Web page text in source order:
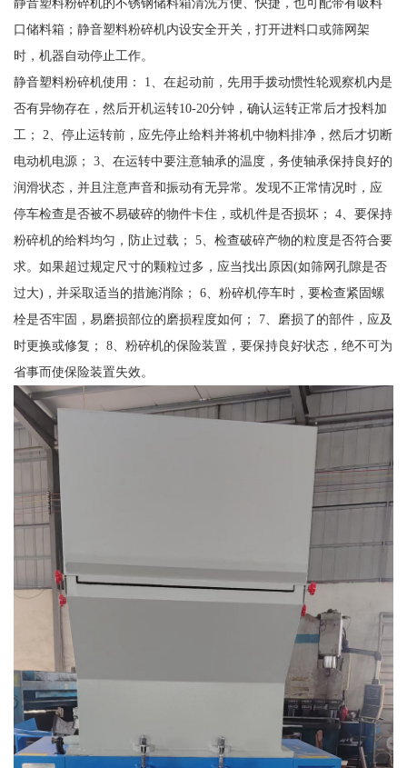
口储料箱；静音塑料粉碎机内设安全开关，打开进料口或筛网架
时，机器自动停止工作。
静音塑料粉碎机使用： 1、在起动前，先用手拨动惯性轮观察机内是
否有异物存在，然后开机运转10-20分钟，确认运转正常后才投料加
工； 2、停止运转前，应先停止给料并将机中物料排净，然后才切断
电动机电源； 3、在运转中要注意轴承的温度，务使轴承保持良好的
润滑状态，并且注意声音和振动有无异常。发现不正常情况时，应
停车检查是否被不易破碎的物件卡住，或机件是否损坏； 4、要保持
粉碎机的给料均匀，防止过载； 5、检查破碎产物的粒度是否符合要
求。如果超过规定尺寸的颗粒过多，应当找出原因(如筛网孔隙是否
过大)，并采取适当的措施消除； 6、粉碎机停车时，要检查紧固螺
栓是否牢固，易磨损部位的磨损程度如何； 7、磨损了的部件，应及
时更换或修复； 8、粉碎机的保险装置，要保持良好状态，绝不可为
省事而使保险装置失效。